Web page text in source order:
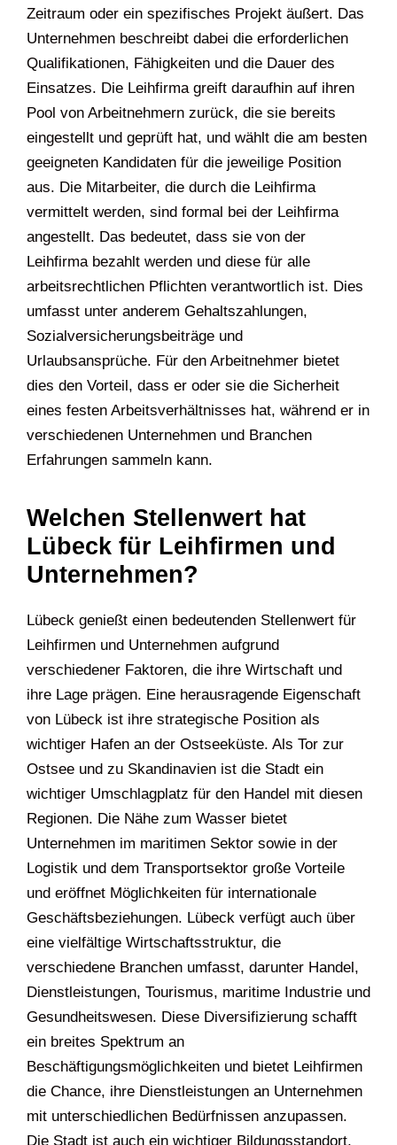
Zeitraum oder ein spezifisches Projekt äußert. Das
Unternehmen beschreibt dabei die erforderlichen
Qualifikationen, Fähigkeiten und die Dauer des
Einsatzes. Die Leihfirma greift daraufhin auf ihren
Pool von Arbeitnehmern zurück, die sie bereits
eingestellt und geprüft hat, und wählt die am besten
geeigneten Kandidaten für die jeweilige Position
aus. Die Mitarbeiter, die durch die Leihfirma
vermittelt werden, sind formal bei der Leihfirma
angestellt. Das bedeutet, dass sie von der
Leihfirma bezahlt werden und diese für alle
arbeitsrechtlichen Pflichten verantwortlich ist. Dies
umfasst unter anderem Gehaltszahlungen,
Sozialversicherungsbeiträge und
Urlaubsansprüche. Für den Arbeitnehmer bietet
dies den Vorteil, dass er oder sie die Sicherheit
eines festen Arbeitsverhältnisses hat, während er in
verschiedenen Unternehmen und Branchen
Erfahrungen sammeln kann.
Welchen Stellenwert hat
Lübeck für Leihfirmen und
Unternehmen?
Lübeck genießt einen bedeutenden Stellenwert für
Leihfirmen und Unternehmen aufgrund
verschiedener Faktoren, die ihre Wirtschaft und
ihre Lage prägen. Eine herausragende Eigenschaft
von Lübeck ist ihre strategische Position als
wichtiger Hafen an der Ostseeküste. Als Tor zur
Ostsee und zu Skandinavien ist die Stadt ein
wichtiger Umschlagplatz für den Handel mit diesen
Regionen. Die Nähe zum Wasser bietet
Unternehmen im maritimen Sektor sowie in der
Logistik und dem Transportsektor große Vorteile
und eröffnet Möglichkeiten für internationale
Geschäftsbeziehungen. Lübeck verfügt auch über
eine vielfältige Wirtschaftsstruktur, die
verschiedene Branchen umfasst, darunter Handel,
Dienstleistungen, Tourismus, maritime Industrie und
Gesundheitswesen. Diese Diversifizierung schafft
ein breites Spektrum an
Beschäftigungsmöglichkeiten und bietet Leihfirmen
die Chance, ihre Dienstleistungen an Unternehmen
mit unterschiedlichen Bedürfnissen anzupassen.
Die Stadt ist auch ein wichtiger Bildungsstandort,